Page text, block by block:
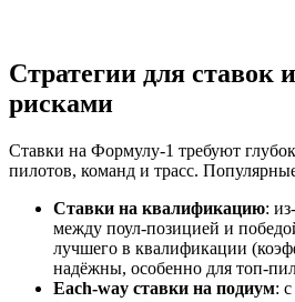
Стратегии для ставок
рисками
Ставки на Формулу-1 требуют
пилотов, команд и трасс.
Ставки на квалификацию:
между поул-позицией и
лучшего в квалификации
надёжны, особенно для топ-
Each-way ставки на подиум: